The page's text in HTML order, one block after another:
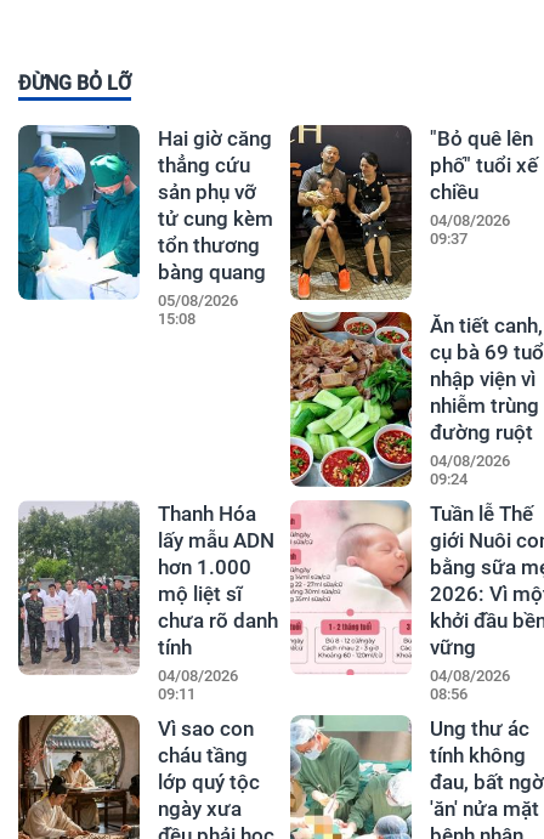
ĐỪNG BỎ LỠ
Hai giờ căng
thẳng cứu
sản phụ vỡ
tử cung kèm
tổn thương
bàng quang
05/08/2026
15:08
"Bỏ quê lên
phố" tuổi xế
chiều
04/08/2026
09:37
Ăn tiết canh,
cụ bà 69
nhập viện vì
nhiễm trùng
đường ruột
04/08/2026
09:24
Thanh Hóa
lấy mẫu ADN
hơn 1.000
mộ liệt sĩ
chưa rõ danh
tính
04/08/2026
09:11
Tuần lễ Thế
giới Nuôi
bằng sữa
2026: Vì
khởi đầu
vững
04/08/2026
08:56
Vì sao con
cháu tầng
lớp quý tộc
ngày xưa
Ung thư ác
tính không
đau, bất ngờ
'ăn' nửa mặt